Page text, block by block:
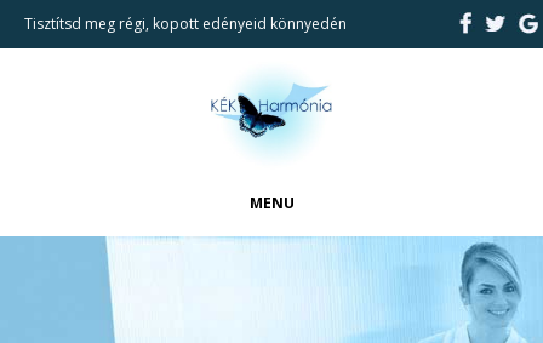
Tisztítsd meg régi, kopott edényeid könnyedén
MENU